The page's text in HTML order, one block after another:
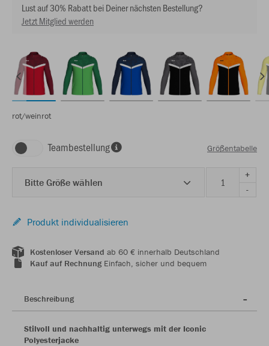
Lust auf 30% Rabatt bei Deiner nächsten Bestellung?
Jetzt Mitglied werden
rot/weinrot
Teambestellung Größentabelle
Bitte Größe wählen
+
-
Produkt individualisieren
Kostenloser Versand ab 60 € innerhalb Deutschland
Kauf auf RechnungEinfach, sicher und bequem
Beschreibung
Stilvoll und nachhaltig unterwegs mit der Iconic
Polyesterjacke